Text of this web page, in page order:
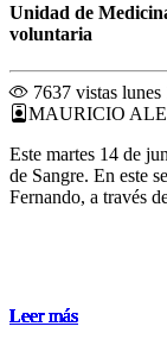
Leer más
Leer más
Leer más
Unidad de
voluntaria
7637 vistas lunes
MAURICIO
Este martes 14 de
de Sangre. En este
Fernando, a través
Leer más
Leer más
Leer más
Leer más
Leer más
Leer más
Leer más
Leer más
Leer más